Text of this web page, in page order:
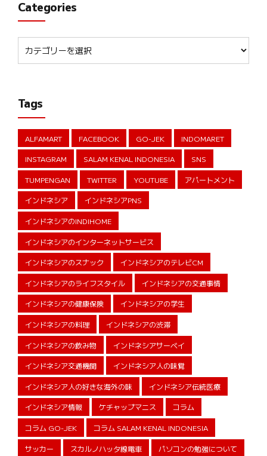
Categories
Tags
ALFAMART FACEBOOK GO-JEK INDOMARET
INSTAGRAM SALAM KENAL INDONESIA SNS
TUMPENGAN TWITTER YOUTUBE アパートメント
インドネシア インドネシアPNS
インドネシアのINDIHOME
インドネシアのインターネットサービス
インドネシアのスナック インドネシアのテレビCM
インドネシアのライフスタイル インドネシアの交通事情
インドネシアの健康保険 インドネシアの学生
インドネシアの料理 インドネシアの渋滞
インドネシアの飲み物 インドネシアサーベイ
インドネシア交通機関 インドネシア人の味覚
インドネシア人の好きな海外の味 インドネシア伝統医療
インドネシア情報 ケチャップマニス コラム
コラム GO-JEK コラム SALAM KENAL INDONESIA
サッカー スカルノハッタ線電車 パソコンの勉強について